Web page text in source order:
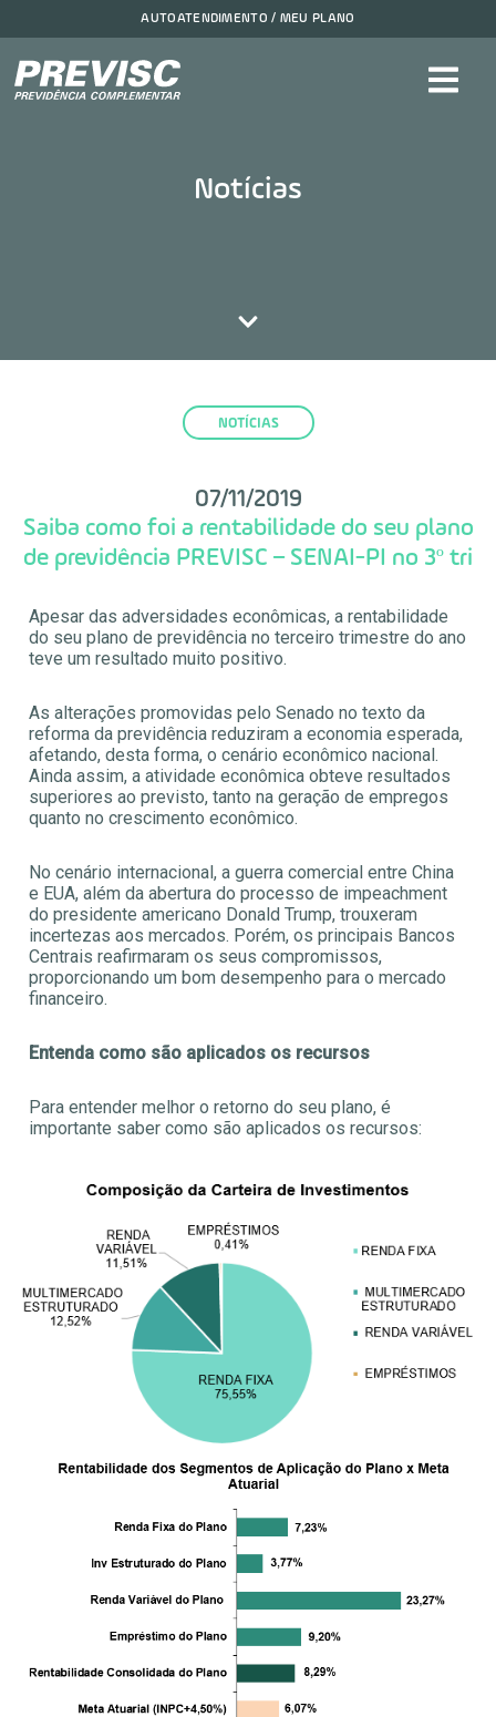
AUTOATENDIMENTO / MEU PLANO
Notícias
NOTÍCIAS
07/11/2019
Saiba como foi a rentabilidade do seu plano
de previdência PREVISC – SENAI-PI no 3º tri
Apesar das adversidades econômicas, a rentabilidade
do seu plano de previdência no terceiro trimestre do ano
teve um resultado muito positivo.
As alterações promovidas pelo Senado no texto da
reforma da previdência reduziram a economia esperada,
afetando, desta forma, o cenário econômico nacional.
Ainda assim, a atividade econômica obteve resultados
superiores ao previsto, tanto na geração de empregos
quanto no crescimento econômico.
No cenário internacional, a guerra comercial entre China
e EUA, além da abertura do processo de impeachment
do presidente americano Donald Trump, trouxeram
incertezas aos mercados. Porém, os principais Bancos
Centrais reafirmaram os seus compromissos,
proporcionando um bom desempenho para o mercado
financeiro.
Entenda como são aplicados os recursos
Para entender melhor o retorno do seu plano, é
importante saber como são aplicados os recursos: